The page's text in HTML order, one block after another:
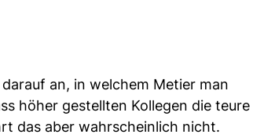
an, in welchem Metier man
höher gestellten Kollegen die teure
das aber wahrscheinlich nicht.